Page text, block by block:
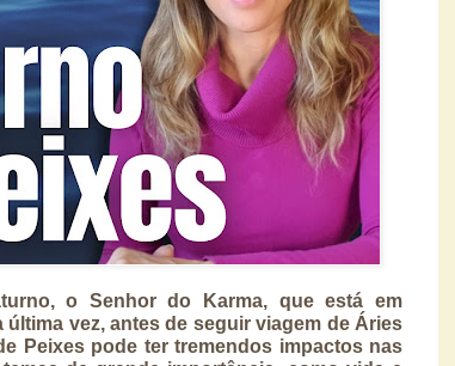
o Senhor do Karma, que está em
vez, antes de seguir viagem de Áries
Peixes pode ter tremendos impactos nas